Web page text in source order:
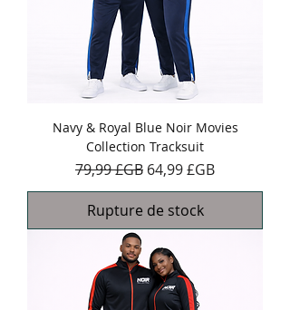
Navy & Royal Blue Noir Movies
Collection Tracksuit
Prix original
79,99 £GB Prix promotionnel
64,99 £GB
Rupture de stock